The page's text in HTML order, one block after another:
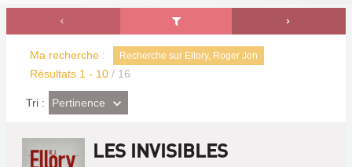
Ma recherche : Recherche sur Ellory, Roger Jon
Résultats 1 - 10 / 16
Tri : (Effet
imédiat)
Pertinence
LES INVISIBLES